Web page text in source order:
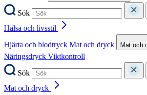
Sök
Hälsa och livsstil
Hjärta och blodtryck Mat och dryck Mat och
Näringsdryck Viktkontroll
Sök
Mat och dryck